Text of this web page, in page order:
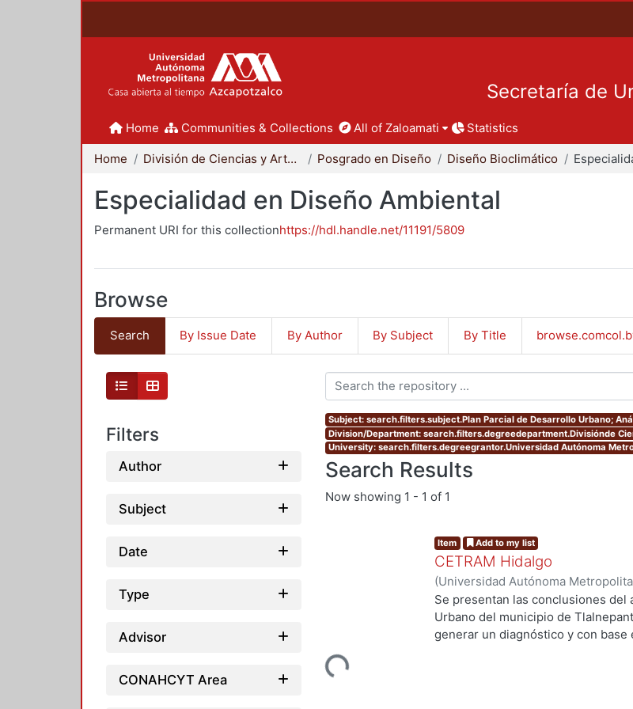
Secretaría de
Home Communities & Collections All of Zaloamati Statistics
Home División de Ciencias y Artes para el Diseño Posgrado en Diseño Diseño Bioclimático
Especialidad en Diseño Ambiental
Permanent URI for this collectionhttps://hdl.handle.net/11191/5809
Browse
Search By Issue Date By Author By Subject By Title
Filters
Author
Subject
Date
Type
Advisor
CONAHCYT Area
Subject: search.filters.subject.Plan Parcial de Desarrollo Urbano;
Division/Department: search.filters.degreedepartment.Divisiónde
University: search.filters.degreegrantor.Universidad Autónoma
Search Results
Now showing 1 - 1 of 1
Loading...
Item Add to my list
CETRAM Hidalgo
(Universidad Autónoma
de Servicios de Información.,
Se presentan las conclusiones del
Urbano del municipio de
generar un diagnóstico y con